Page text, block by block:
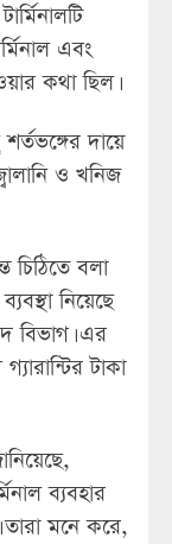
এবং
কথা ছিল।
দায়ে
ও খনিজ
চিঠিতে বলা
নিয়েছে
বিভাগ। এর
টাকা
ব্যবহার
মনে করে,